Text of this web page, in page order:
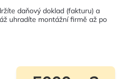
daňový doklad (fakturu) a
uhradíte montážní firmě až po